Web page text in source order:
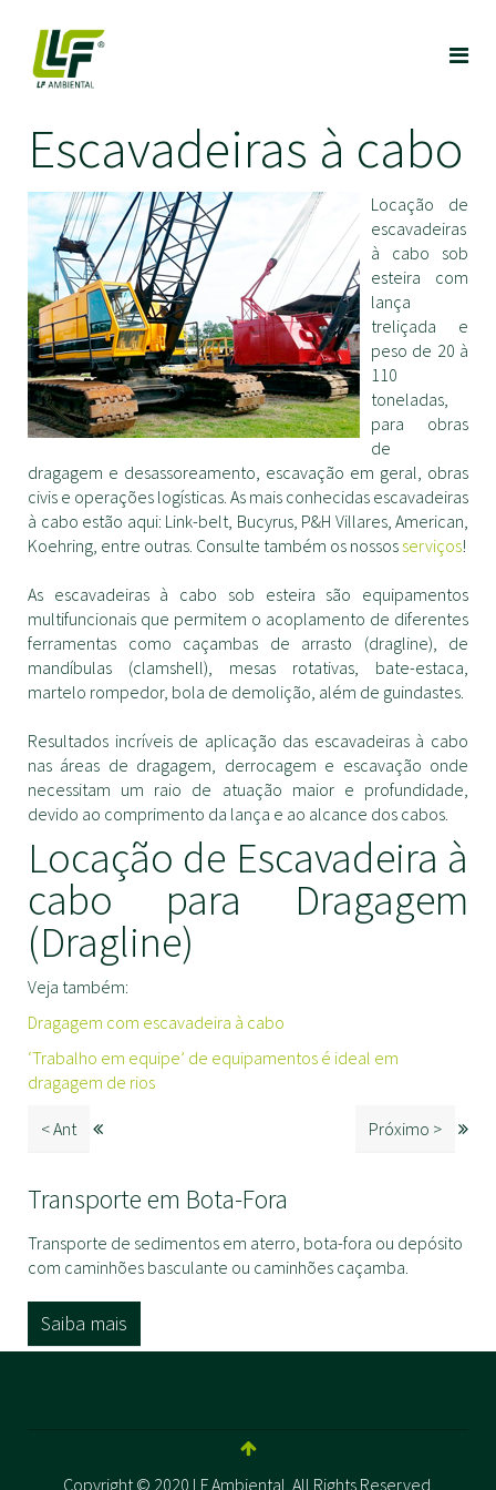
Escavadeiras à cabo
Locação de
escavadeiras
à cabo sob
esteira com
lança
treliçada e
peso de 20 à
110
toneladas,
para obras
de
dragagem e desassoreamento, escavação em geral, obras
civis e operações logísticas. As mais conhecidas escavadeiras
à cabo estão aqui: Link-belt, Bucyrus, P&H Villares, American,
Koehring, entre outras. Consulte também os nossos serviços!
As escavadeiras à cabo sob esteira são equipamentos
multifuncionais que permitem o acoplamento de diferentes
ferramentas como caçambas de arrasto (dragline), de
mandíbulas (clamshell), mesas rotativas, bate-estaca,
martelo rompedor, bola de demolição, além de guindastes.
Resultados incríveis de aplicação das escavadeiras à cabo
nas áreas de dragagem, derrocagem e escavação onde
necessitam um raio de atuação maior e profundidade,
devido ao comprimento da lança e ao alcance dos cabos.
Locação de Escavadeira à
cabo para Dragagem
(Dragline)
Veja também:
Dragagem com escavadeira à cabo
‘Trabalho em equipe’ de equipamentos é ideal em
dragagem de rios
< Ant Próximo >
Transporte em Bota-Fora
Transporte de sedimentos em aterro, bota-fora ou depósito
com caminhões basculante ou caminhões caçamba.
Saiba mais
Copyright © 2020 LF Ambiental. All Rights Reserved.